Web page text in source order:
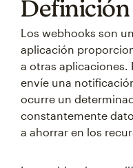
Los webhooks son
aplicación
a otras aplicaciones.
envíe una
ocurre un
constantemente
a ahorrar en los